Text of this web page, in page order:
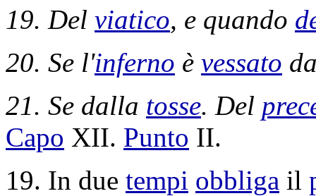
19. Del viatico, e quando
20. Se l'inferno è vessato
21. Se dalla tosse. Del
Capo XII. Punto II.
19. In due tempi obbliga il